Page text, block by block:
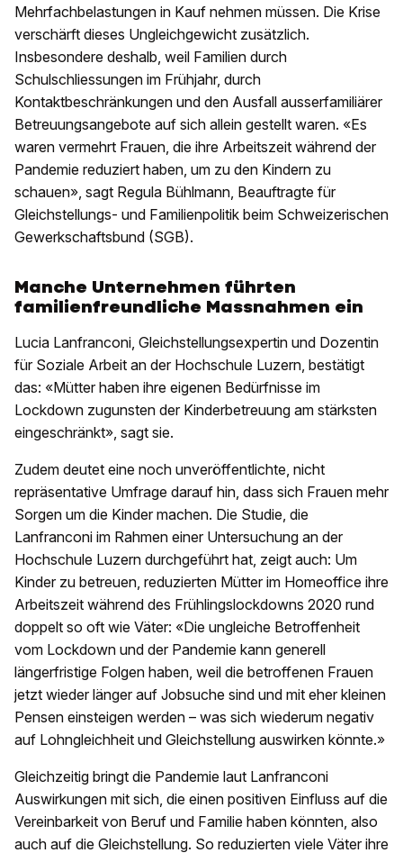
Mehrfachbelastungen in Kauf nehmen müssen. Die Krise
verschärft dieses Ungleichgewicht zusätzlich.
Insbesondere deshalb, weil Familien durch
Schulschliessungen im Frühjahr, durch
Kontaktbeschränkungen und den Ausfall ausserfamiliärer
Betreuungsangebote auf sich allein gestellt waren. «Es
waren vermehrt Frauen, die ihre Arbeitszeit während der
Pandemie reduziert haben, um zu den Kindern zu
schauen», sagt Regula Bühlmann, Beauftragte für
Gleichstellungs- und Familienpolitik beim Schweizerischen
Gewerkschaftsbund (SGB).
Manche Unternehmen führten
familienfreundliche Massnahmen ein
Lucia Lanfranconi, Gleichstellungsexpertin und Dozentin
für Soziale Arbeit an der Hochschule Luzern, bestätigt
das: «Mütter haben ihre eigenen Bedürfnisse im
Lockdown zugunsten der Kinderbetreuung am stärksten
eingeschränkt», sagt sie.
Zudem deutet eine noch unveröffentlichte, nicht
repräsentative Umfrage darauf hin, dass sich Frauen mehr
Sorgen um die Kinder machen. Die Studie, die
Lanfranconi im Rahmen einer Untersuchung an der
Hochschule Luzern durchgeführt hat, zeigt auch: Um
Kinder zu betreuen, reduzierten Mütter im Homeoffice ihre
Arbeitszeit während des Frühlingslockdowns 2020 rund
doppelt so oft wie Väter: «Die ungleiche Betroffenheit
vom Lockdown und der Pandemie kann generell
längerfristige Folgen haben, weil die betroffenen Frauen
jetzt wieder länger auf Jobsuche sind und mit eher kleinen
Pensen einsteigen werden – was sich wiederum negativ
auf Lohngleichheit und Gleichstellung auswirken könnte.»
Gleichzeitig bringt die Pandemie laut Lanfranconi
Auswirkungen mit sich, die einen positiven Einfluss auf die
Vereinbarkeit von Beruf und Familie haben könnten, also
auch auf die Gleichstellung. So reduzierten viele Väter ihre